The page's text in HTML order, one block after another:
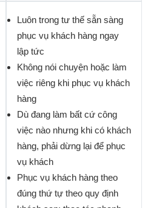
Luôn trong tư thế sẵn sàng
phục vụ khách hàng ngay
lập tức
Không nói chuyện hoặc làm
việc riêng khi phục vụ khách
hàng
Dù đang làm bất cứ công
việc nào nhưng khi có khách
hàng, phải dừng lại để phục
vụ khách
Phục vụ khách hàng theo
đúng thứ tự theo quy định